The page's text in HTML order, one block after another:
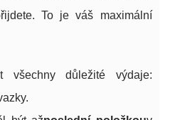
To je váš maximální
všechny důležité výdaje: